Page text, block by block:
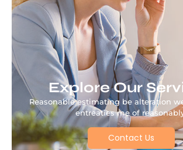
Explore Our
Reasonable estimating be alteration
entreaties me of
Contact Us